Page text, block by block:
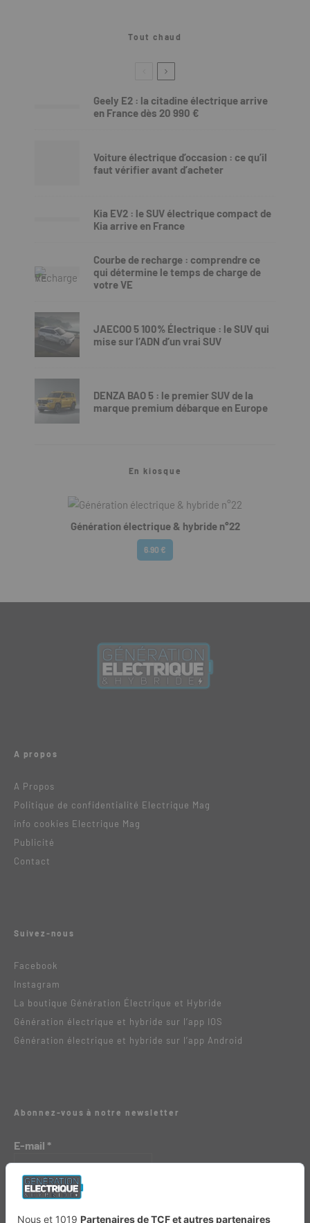
Tout chaud
Geely E2 : la citadine électrique arrive
en France dès 20 990 €
Voiture électrique d’occasion : ce qu’il
faut vérifier avant d’acheter
Kia EV2 : le SUV électrique compact de
Kia arrive en France
Courbe de recharge : comprendre ce
qui détermine le temps de charge de
votre VE
JAECOO 5 100% Électrique : le SUV qui
mise sur l’ADN d’un vrai SUV
DENZA BAO 5 : le premier SUV de la
marque premium débarque en Europe
En kiosque
Génération électrique & hybride n°22
6.90 €
A propos
A Propos
Politique de confidentialité Electrique Mag
info cookies Electrique Mag
Publicité
Contact
Suivez-nous
Facebook
Instagram
La boutique Génération Électrique et Hybride
Génération électrique et hybride sur l’app IOS
Génération électrique et hybride sur l’app Android
Abonnez-vous à notre newsletter
E-mail *